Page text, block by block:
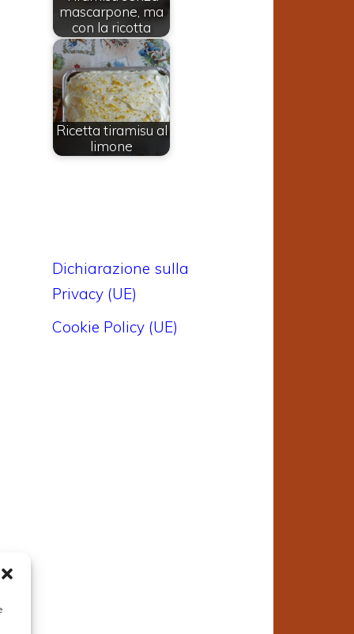
mascarpone, ma
con la ricotta
Ricetta tiramisu al
limone
Dichiarazione sulla
Privacy (UE)
Cookie Policy (UE)